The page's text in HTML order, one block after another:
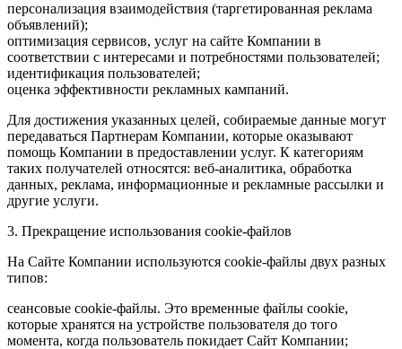
персонализация взаимодействия (таргетированная реклама
объявлений);
оптимизация сервисов, услуг на сайте Компании в
соответствии с интересами и потребностями пользователей;
идентификация пользователей;
оценка эффективности рекламных кампаний.
Для достижения указанных целей, собираемые данные могут
передаваться Партнерам Компании, которые оказывают
помощь Компании в предоставлении услуг. К категориям
таких получателей относятся: веб-аналитика, обработка
данных, реклама, информационные и рекламные рассылки и
другие услуги.
3. Прекращение использования cookie-файлов
На Сайте Компании используются cookie-файлы двух разных
типов:
сеансовые cookie-файлы. Это временные файлы cookie,
которые хранятся на устройстве пользователя до того
момента, когда пользователь покидает Сайт Компании;